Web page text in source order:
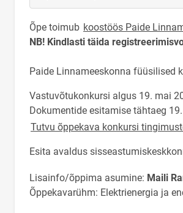
Õpe toimub koostöös Paide
NB! Kindlasti täida
Paide Linnameeskonna füüsilised
Vastuvõtukonkursi algus 19. mai
Dokumentide esitamise tähtaeg
Tutvu õppekava konkursi
Esita avaldus
Lisainfo/õppima asumine: Maili
Õppekavarühm: Elektrienergia ja